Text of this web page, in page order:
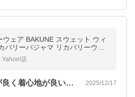
ウェア BAKUNE スウェット ウィ
バリーパジャマ リカバリーウエ
機器 レディース バクネ 疲労回復
ンシャル
Yahoo!店
軽く暖かく肌触りが良く着心地が良い！と… 2025/12/17